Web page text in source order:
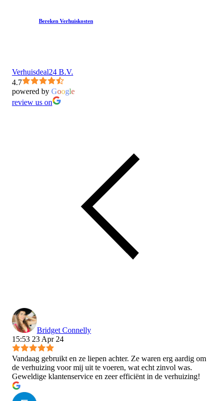
Bereken Verhuiskosten
Verhuisdeal24 B.V.
4.7
powered by Google
review us on
Bridget Connelly
15:53 23 Apr 24
Vandaag gebruikt en ze liepen achter. Ze waren erg aardig om
de verhuizing voor mij uit te voeren, wat echt zinvol was.
Geweldige klantenservice en zeer efficiënt in de verhuizing!